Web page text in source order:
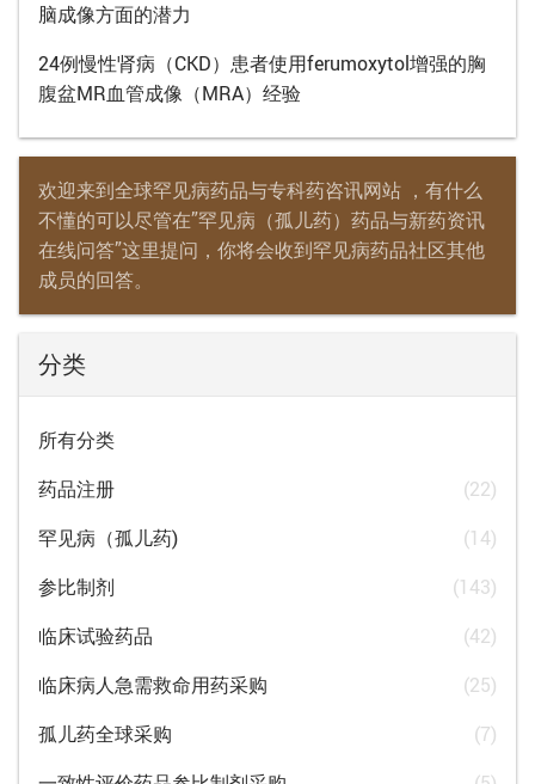
脑成像方面的潜力
24例慢性肾病（CKD）患者使用ferumoxytol增强的胸
腹盆MR血管成像（MRA）经验
欢迎来到全球罕见病药品与专科药咨讯网站 ，有什么
不懂的可以尽管在”罕见病（孤儿药）药品与新药资讯
在线问答”这里提问，你将会收到罕见病药品社区其他
成员的回答。
分类
所有分类
药品注册
(22)
罕见病（孤儿药)
(14)
参比制剂
(143)
临床试验药品
(42)
临床病人急需救命用药采购
(25)
孤儿药全球采购
(7)